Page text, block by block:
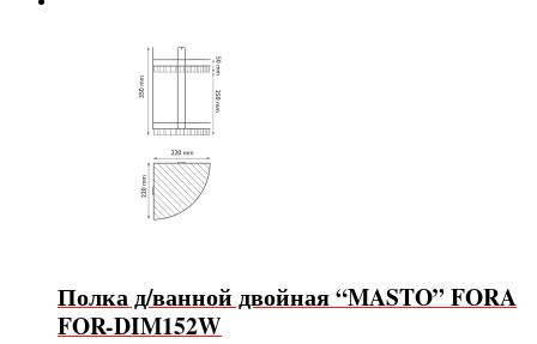
Полка д/ванной двойная “MASTO” FORA
FOR-DIM152W